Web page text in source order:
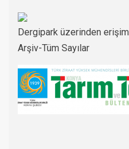
Dergipark üzerinden erişim
Arşiv-Tüm Sayılar